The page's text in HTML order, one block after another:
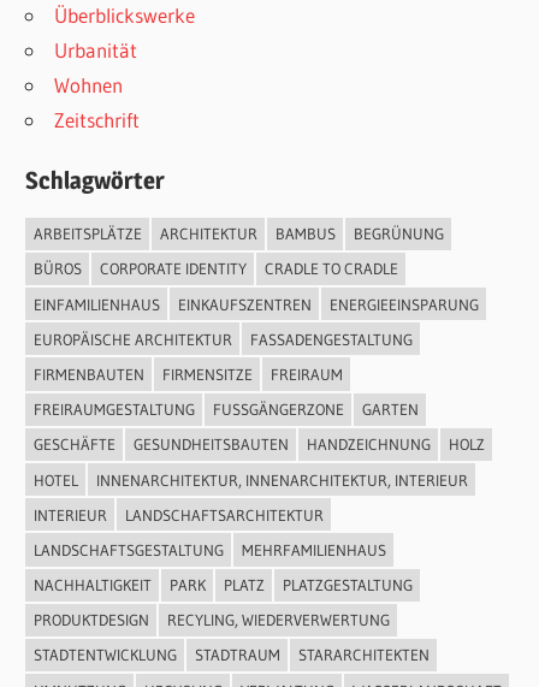
Überblickswerke
Urbanität
Wohnen
Zeitschrift
Schlagwörter
ARBEITSPLÄTZE ARCHITEKTUR BAMBUS
BEGRÜNUNG
BÜROS
CORPORATE IDENTITY
CRADLE TO CRADLE
EINFAMILIENHAUS
EINKAUFSZENTREN
ENERGIEEINSPARUNG
EUROPÄISCHE ARCHITEKTUR
FASSADENGESTALTUNG
FIRMENBAUTEN
FIRMENSITZE
FREIRAUM
FREIRAUMGESTALTUNG
FUSSGÄNGERZONE
GARTEN
GESCHÄFTE
GESUNDHEITSBAUTEN HANDZEICHNUNG
HOLZ
HOTEL
INNENARCHITEKTUR, INNENARCHITEKTUR, INTERIEUR
INTERIEUR
LANDSCHAFTSARCHITEKTUR
LANDSCHAFTSGESTALTUNG
MEHRFAMILIENHAUS
NACHHALTIGKEIT
PARK PLATZ
PLATZGESTALTUNG
PRODUKTDESIGN
RECYLING, WIEDERVERWERTUNG
STADTENTWICKLUNG
STADTRAUM
STARARCHITEKTEN